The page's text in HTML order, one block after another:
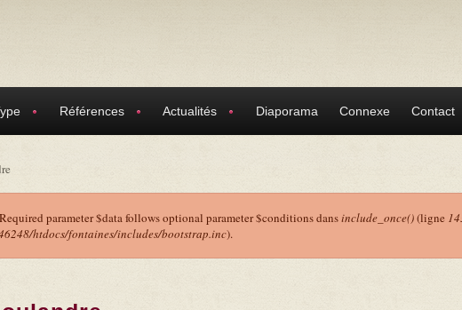
Références Actualités Diaporama Connexe Contact
parameter $data follows optional parameter $conditions dansinclude_once()(ligne
htdocs/fontaines/includes/bootstrap.inc).